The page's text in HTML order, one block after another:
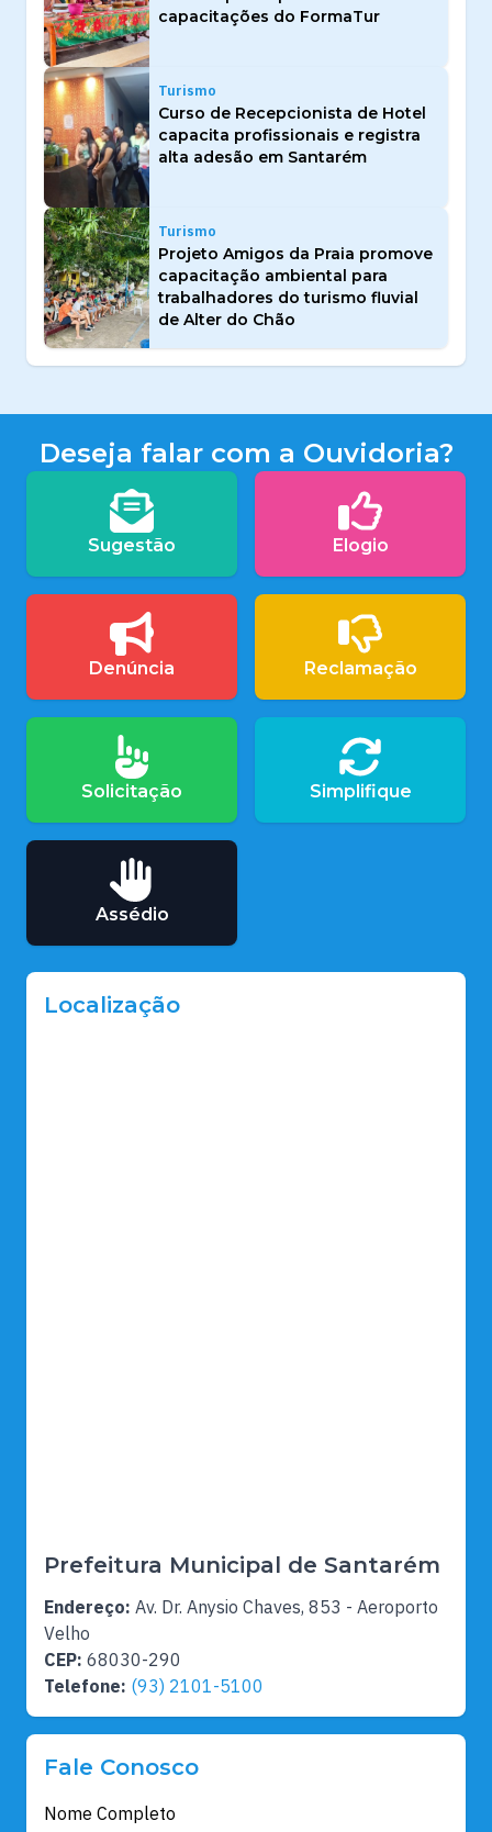
capacitações do FormaTur
Turismo
Curso de Recepcionista de Hotel
capacita profissionais e registra
alta adesão em Santarém
Turismo
Projeto Amigos da Praia promove
capacitação ambiental para
trabalhadores do turismo fluvial
de Alter do Chão
Deseja falar com a Ouvidoria?
Sugestão Elogio
Denúncia Reclamação
Solicitação Simplifique
Assédio
Localização
Prefeitura Municipal de Santarém
Endereço: Av. Dr. Anysio Chaves, 853 - Aeroporto
Velho
CEP: 68030-290
Telefone: (93) 2101-5100
Fale Conosco
Nome Completo